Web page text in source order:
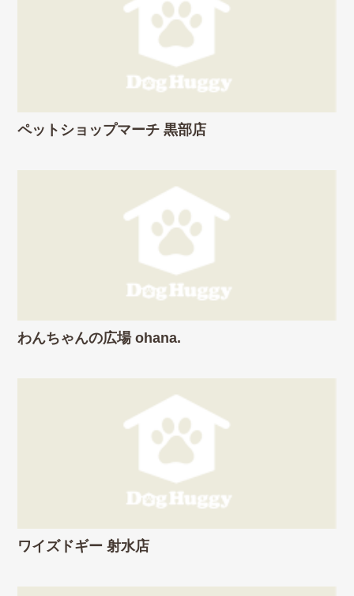
ペットショップマーチ 黒部店
わんちゃんの広場 ohana.
ワイズドギー 射水店